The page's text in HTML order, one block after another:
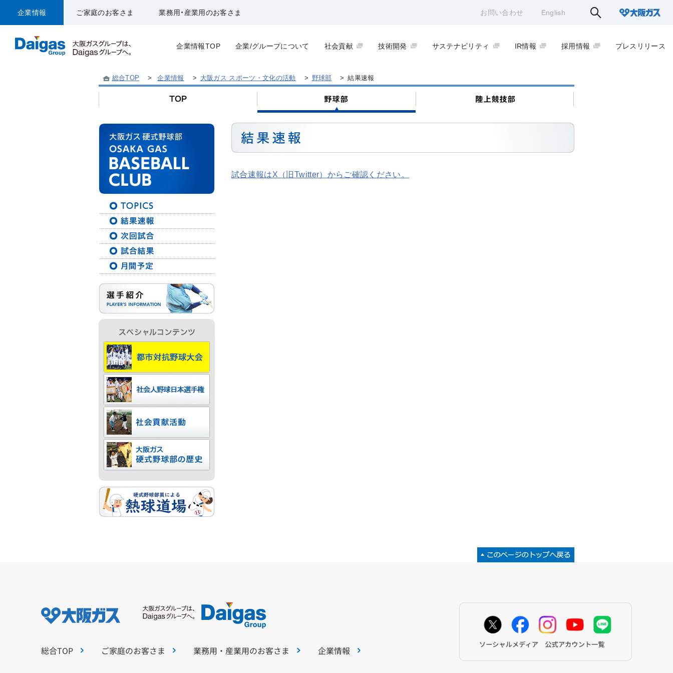
企業情報 ご家庭のお客さま 業務用・産業用のお客さま お問い合わせ English
企業情報TOP 企業/グループについて 社会貢献 技術開発 サステナビリティ IR情報 採用情報 プレスリリース
総合TOP > 企業情報 > 大阪ガス スポーツ・文化の活動 > 野球部 > 結果速報
試合速報はX（旧Twitter）からご確認ください。
総合TOP ご家庭のお客さま 業務用・産業用のお客さま 企業情報